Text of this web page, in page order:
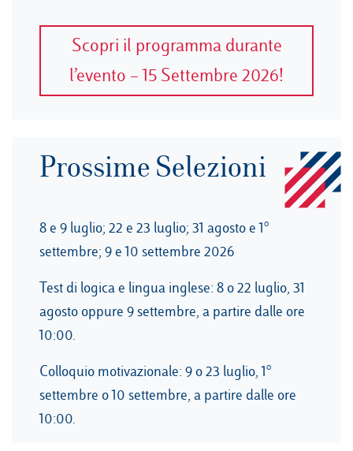
Scopri il programma durante
l’evento – 15 Settembre 2026!
Prossime Selezioni
8 e 9 luglio; 22 e 23 luglio; 31 agosto e 1°
settembre; 9 e 10 settembre 2026
Test di logica e lingua inglese: 8 o 22 luglio, 31
agosto oppure 9 settembre, a partire dalle ore
10:00.
Colloquio motivazionale: 9 o 23 luglio, 1°
settembre o 10 settembre, a partire dalle ore
10:00.